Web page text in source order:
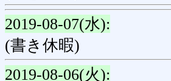
2019-08-07(水):
(書き休暇)
2019-08-06(火):